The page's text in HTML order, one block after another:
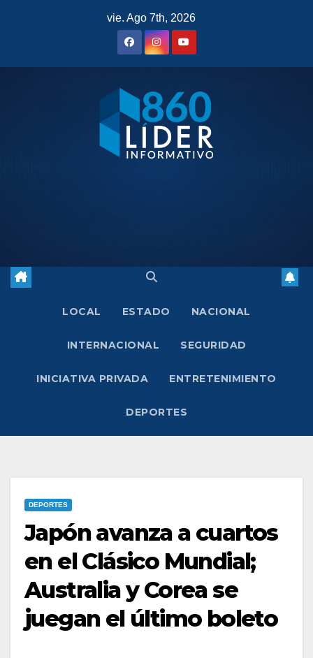
vie. Ago 7th, 2026
LOCAL ESTADO NACIONAL
INTERNACIONAL SEGURIDAD
INICIATIVA PRIVADA ENTRETENIMIENTO
DEPORTES
DEPORTES
Japón avanza a cuartos
en el Clásico Mundial;
Australia y Corea se
juegan el último boleto